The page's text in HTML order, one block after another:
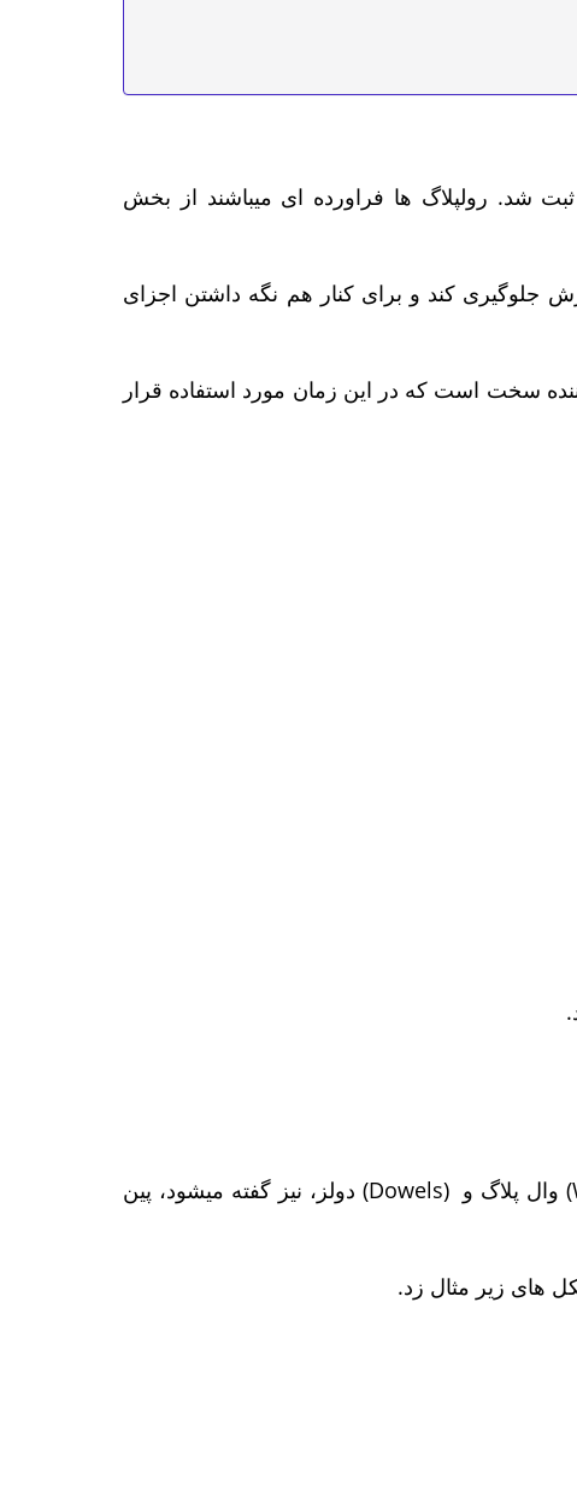
به نام جان جوزف رالینگ در سال 1911 میلادی اختراع و ثبت شد. رولپلاگ ها فراورده ای میباشند از بخش
جلوگیری کند و برای کنار هم نگه داشتن اجزای
سخت است که در این زمان مورد استفاده قرار
در زبان انگلیسی (rawlplug) نوشته میشود و در فارسی رولپلاگ تلفظ میشود. و بعضا به آن (Wall Plug) وال پلاگ و (Dowels) دولز، نیز گفته میشود، پین
های زیر مثال زد.